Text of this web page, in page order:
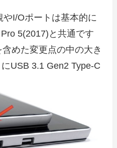
やI/Oポートは基本的に
5(2017)と共通です
めた変更点の中の大き
USB 3.1 Gen2 Type-C